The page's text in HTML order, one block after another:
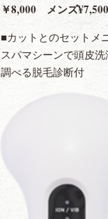
￥8,000 メンズ¥7,500
■カットとのセットメ
スパマシーンで頭皮
調べる脱毛診断付